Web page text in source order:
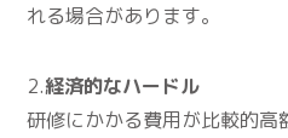
れる場合があります。
2.経済的なハードル
研修にかかる費用が比較的高